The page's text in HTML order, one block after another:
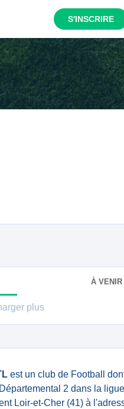
S'INSCRIRE
À VENIR
plus
est un club de Football
2 dans la
Loir-et-Cher (41) à